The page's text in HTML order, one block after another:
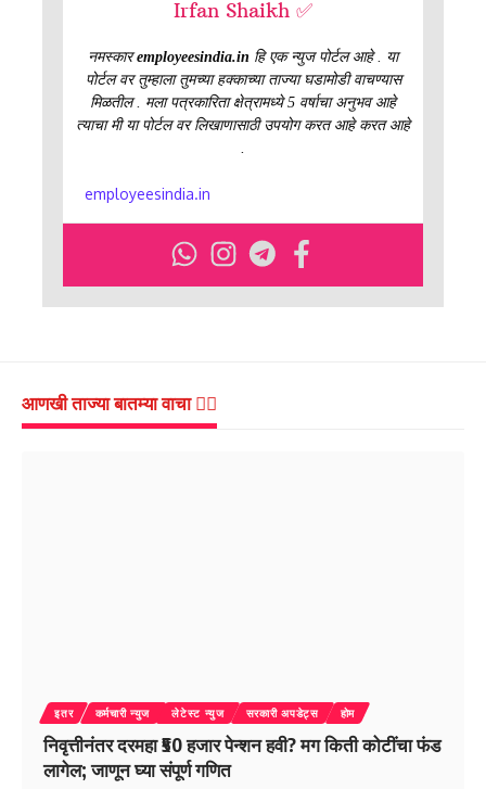
Irfan Shaikh ✅
नमस्कारemployeesindia.in हि एक न्युज पोर्टल आहे . या
पोर्टल वर तुम्हाला तुमच्या हक्काच्या ताज्या घडामोडी वाचण्यास
मिळतील . मला पत्रकारिता क्षेत्रामध्ये 5 वर्षाचा अनुभव आहे
त्याचा मी या पोर्टल वर लिखाणासाठी उपयोग करत आहे करत आहे
employeesindia.in
आणखी ताज्या बातम्या वाचा 👇🏻
इतर कर्मचारी न्युज लेटेस्ट न्युज सरकारी अपडेट्स होम
निवृत्तीनंतर दरमहा ₹50 हजार पेन्शन हवी? मग किती कोटींचा फंड
लागेल; जाणून घ्या संपूर्ण गणित